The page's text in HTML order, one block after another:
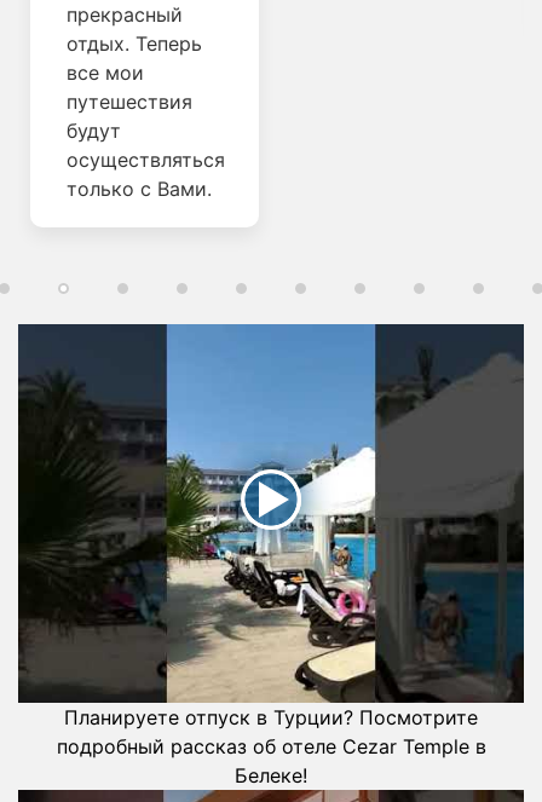
прекрасный
отдых. Теперь
все мои
путешествия
будут
осуществляться
только с Вами.
Планируете отпуск в Турции? Посмотрите
подробный рассказ об отеле Cezar Temple в
Белеке!